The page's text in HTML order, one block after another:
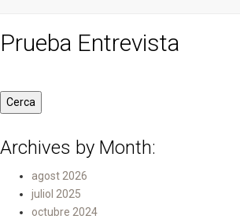
Prueba Entrevista
Archives by Month:
agost 2026
juliol 2025
octubre 2024